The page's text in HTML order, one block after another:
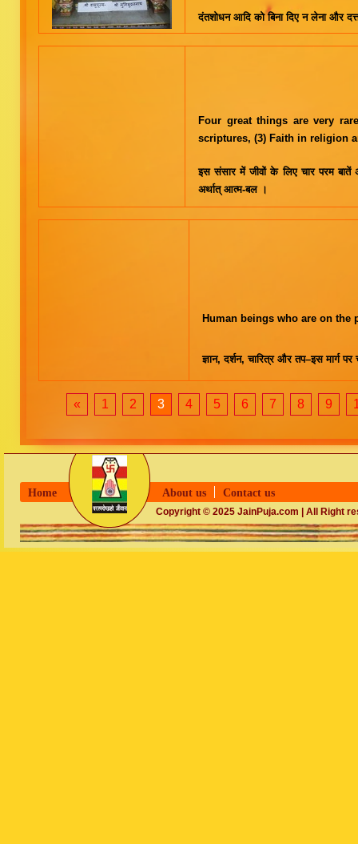
दंतशोधन आदि को बिना दिए न लेना और
Four great things are very
scriptures, (3) Faith in religion
इस संसार में जीवों के लिए चार परम बातें
अर्थात् आत्म-बल ।
Human beings who are on the
ज्ञान, दर्शन, चारित्र और तप–इस मार्ग
« 1 2 3 4 5 6 7 8 9
Home About us Contact us
Copyright © 2025 JainPuja.com | All Right